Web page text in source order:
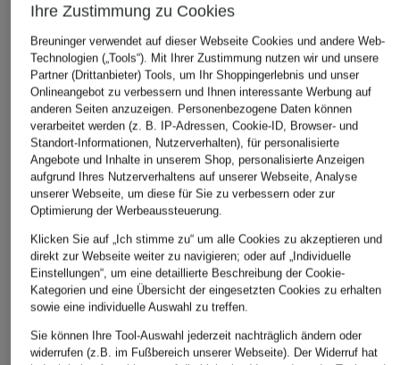
Ihre Zustimmung zu Cookies
Breuninger verwendet auf dieser Webseite Cookies und andere Web-
Technologien („Tools“). Mit Ihrer Zustimmung nutzen wir und unsere
Partner (Drittanbieter) Tools, um Ihr Shoppingerlebnis und unser
Onlineangebot zu verbessern und Ihnen interessante Werbung auf
anderen Seiten anzuzeigen. Personenbezogene Daten können
verarbeitet werden (z. B. IP-Adressen, Cookie-ID, Browser- und
Standort-Informationen, Nutzerverhalten), für personalisierte
Angebote und Inhalte in unserem Shop, personalisierte Anzeigen
aufgrund Ihres Nutzerverhaltens auf unserer Webseite, Analyse
unserer Webseite, um diese für Sie zu verbessern oder zur
Optimierung der Werbeaussteuerung.
Klicken Sie auf „Ich stimme zu“ um alle Cookies zu akzeptieren und
direkt zur Webseite weiter zu navigieren; oder auf „Individuelle
Einstellungen“, um eine detaillierte Beschreibung der Cookie-
Kategorien und eine Übersicht der eingesetzten Cookies zu erhalten
sowie eine individuelle Auswahl zu treffen.
Sie können Ihre Tool-Auswahl jederzeit nachträglich ändern oder
widerrufen (z.B. im Fußbereich unserer Webseite). Der Widerruf hat